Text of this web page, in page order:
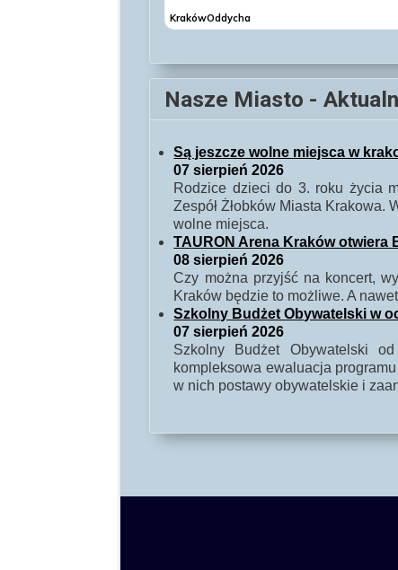
Nasze Miasto -
Są jeszcze wolne miejsca w
07 sierpień 2026
Rodzice dzieci do 3. roku życia
Zespół Żłobków Miasta Krakowa.
wolne miejsca.
TAURON Arena Kraków otwiera
08 sierpień 2026
Czy można przyjść na koncert,
Kraków będzie to możliwe. A
Szkolny Budżet Obywatelski w
07 sierpień 2026
Szkolny Budżet Obywatelski
kompleksowa ewaluacja
w nich postawy obywatelskie i